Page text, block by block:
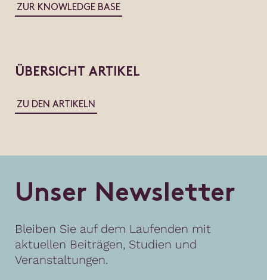
ZUR KNOWLEDGE BASE
ÜBERSICHT ARTIKEL
ZU DEN ARTIKELN
Unser Newsletter
Bleiben Sie auf dem Laufenden mit
aktuellen Beiträgen, Studien und
Veranstaltungen.